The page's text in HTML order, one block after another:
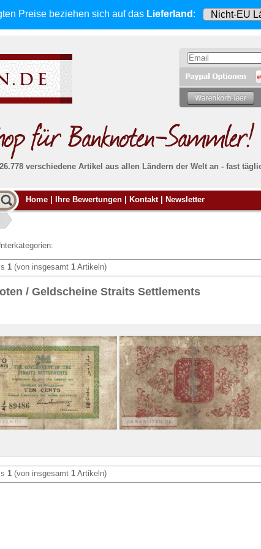
Preise beziehen sich auf das Lieferland :
verschiedene Artikel aus allen Ländern der Welt an - fast
Alle Lieferungen, auch ins Ausland, werden
von uns voll versichert. Sie habenkein Risiko
Absolute Zuverlässigkeit:
Banknoten
Sie
Home Ihre Bewertungen Kontakt Newsletter
1 (von insgesamt 1 Artikeln)
/ Geldscheine Straits Settlements
1 (von insgesamt 1 Artikeln)